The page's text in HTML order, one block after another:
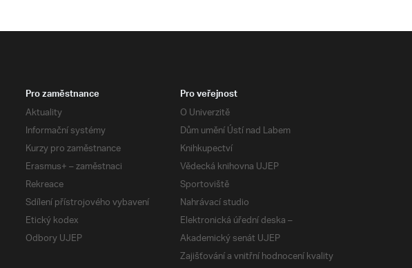
Pro zaměstnance
Aktuality
Informační systémy
Kurzy pro zaměstnance
Erasmus+ – zaměstnaci
Rekreace
Sdílení přístrojového vybavení
Etický kodex
Odbory UJEP
Pro veřejnost
O Univerzitě
Dům umění Ústí nad Labem
Knihkupectví
Vědecká knihovna UJEP
Sportoviště
Nahrávací studio
Elektronická úřední deska –
Akademický senát UJEP
Zajišťování a vnitřní hodnocení kvality